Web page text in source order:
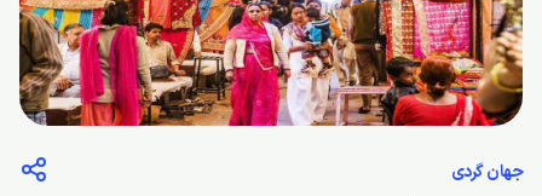
جهان گردی